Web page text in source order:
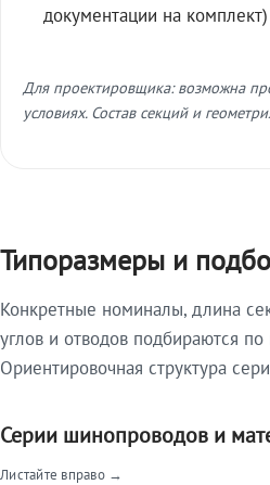
документации на комплект)
Для проектировщика: возможна
условиях. Состав секций и
Типоразмеры и
Конкретные номиналы, длина
углов и отводов подбираются по
Ориентировочная структура
Серии шинопроводов и
Листайте вправо →